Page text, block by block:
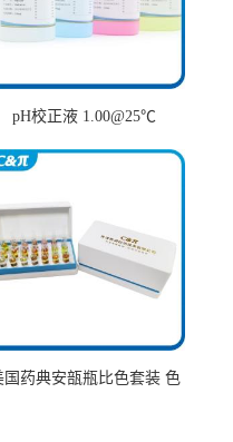
pH校正液 1.00@25℃
国药典安瓿瓶比色套装 色